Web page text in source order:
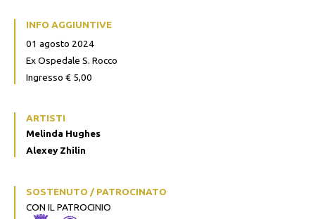
INFO AGGIUNTIVE
01 agosto 2024
Ex Ospedale S. Rocco
Ingresso € 5,00
ARTISTI
Melinda Hughes
Alexey Zhilin
SOSTENUTO / PATROCINATO
CON IL PATROCINIO